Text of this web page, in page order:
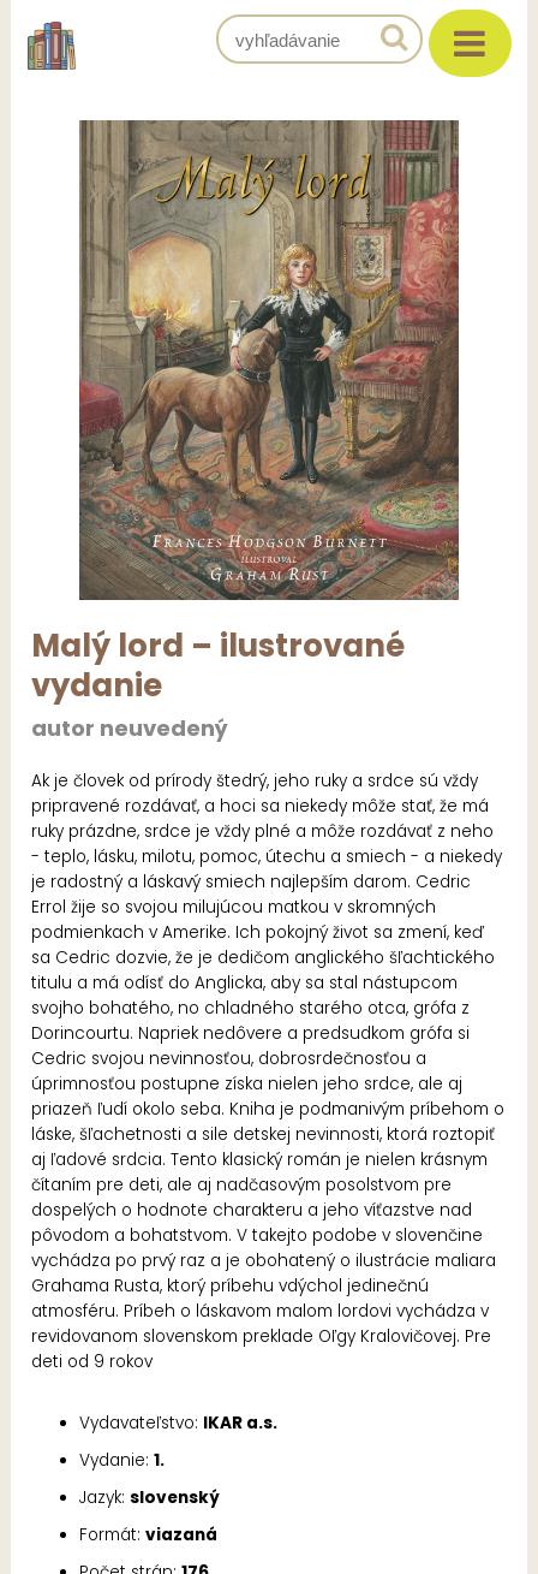
Malý lord – ilustrované
vydanie
autor neuvedený
Ak je človek od prírody štedrý, jeho ruky a srdce sú vždy
pripravené rozdávať, a hoci sa niekedy môže stať, že má
ruky prázdne, srdce je vždy plné a môže rozdávať z neho
- teplo, lásku, milotu, pomoc, útechu a smiech - a niekedy
je radostný a láskavý smiech najlepším darom. Cedric
Errol žije so svojou milujúcou matkou v skromných
podmienkach v Amerike. Ich pokojný život sa zmení, keď
sa Cedric dozvie, že je dedičom anglického šľachtického
titulu a má odísť do Anglicka, aby sa stal nástupcom
svojho bohatého, no chladného starého otca, grófa z
Dorincourtu. Napriek nedôvere a predsudkom grófa si
Cedric svojou nevinnosťou, dobrosrdečnosťou a
úprimnosťou postupne získa nielen jeho srdce, ale aj
priazeň ľudí okolo seba. Kniha je podmanivým príbehom o
láske, šľachetnosti a sile detskej nevinnosti, ktorá roztopiť
aj ľadové srdcia. Tento klasický román je nielen krásnym
čítaním pre deti, ale aj nadčasovým posolstvom pre
dospelých o hodnote charakteru a jeho víťazstve nad
pôvodom a bohatstvom. V takejto podobe v slovenčine
vychádza po prvý raz a je obohatený o ilustrácie maliara
Grahama Rusta, ktorý príbehu vdýchol jedinečnú
atmosféru. Príbeh o láskavom malom lordovi vychádza v
revidovanom slovenskom preklade Oľgy Kralovičovej. Pre
deti od 9 rokov
Vydavateľstvo: IKAR a.s.
Vydanie:1.
Jazyk:slovenský
Formát:viazaná